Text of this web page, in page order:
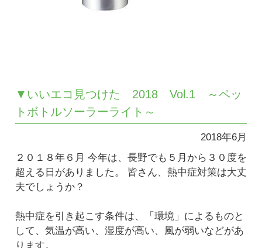
▼いいエコ見つけた 2018 Vol.1 ～ペッ
トボトルソーラーライト～
2018年6月
２０１８年６月 今年は、長野でも５月から３０度を
超える日がありました。 皆さん、熱中症対策は大丈
夫でしょうか？
熱中症を引き起こす条件は、「環境」によるものと
して、気温が高い、湿度が高い、風が弱いなどがあ
ります。